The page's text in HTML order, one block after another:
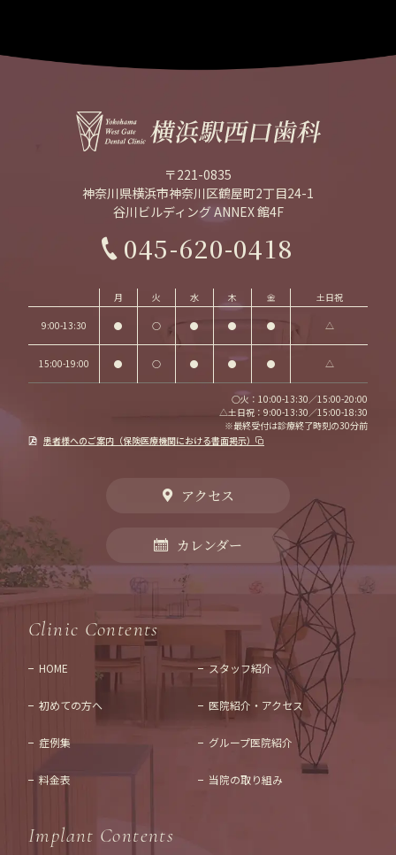
〒221-0835
神奈川県横浜市神奈川区鶴屋町2丁目24-1
谷川ビルディング ANNEX 館4F
045-620-0418
月 火 水 木 金 土日祝
9:00-13:30 ● ○ ● ● ● △
15:00-19:00 ● ○ ● ● ● △
○火：10:00-13:30／15:00-20:00
△土日祝：9:00-13:30／15:00-18:30
※最終受付は診療終了時刻の30分前
患者様へのご案内（保険医療機関における書面掲示）
アクセス
カレンダー
Clinic Contents
HOME
初めての方へ
症例集
料金表
スタッフ紹介
医院紹介・アクセス
グループ医院紹介
当院の取り組み
Implant Contents